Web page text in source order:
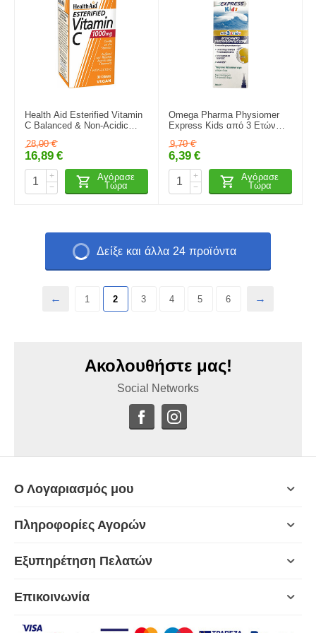
Health Aid Esterified Vitamin
C Balanced & Non-Acidic
28,00 €
16,89 €
+
−
Αγόρασε
Τώρα
Omega Pharma Physiomer
Express Kids από 3 Ετών
9,70 €
6,39 €
+
−
Αγόρασε
Τώρα
Δείξε και άλλα 24 προϊόντα
1 2 3 4 5 6
Ακολουθήστε μας!
Social Networks
Ο Λογαριασμός μου
Πληροφορίες Αγορών
Εξυπηρέτηση Πελατών
Επικοινωνία